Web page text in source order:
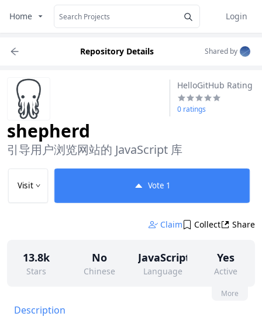
Home
Login
Repository Details Shared by
HelloGitHub Rating
0 ratings
shepherd
引导用户浏览网站的 JavaScript 库
Visit Vote 1
Claim Collect Share
13.8k
Stars
No
Chinese
JavaScript
Language
Yes
Active
Contributors
None
More
Description